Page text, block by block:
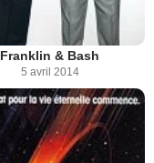
Franklin & Bash
5 avril 2014